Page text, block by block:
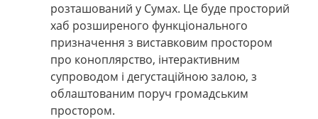
розташований у Сумах. Це буде просторий
хаб розширеного функціонального
призначення з виставковим простором
про коноплярство, інтерактивним
супроводом і дегустаційною залою, з
облаштованим поруч громадським
простором.